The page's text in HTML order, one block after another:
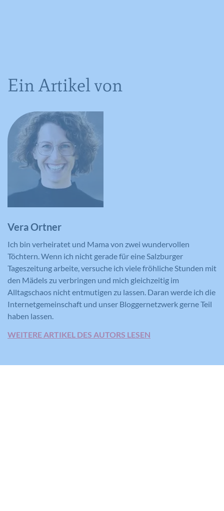
Ein Artikel von
Vera Ortner
Ich bin verheiratet und Mama von zwei wundervollen
Töchtern. Wenn ich nicht gerade für eine Salzburger
Tageszeitung arbeite, versuche ich viele fröhliche Stunden mit
den Mädels zu verbringen und mich gleichzeitig im
Alltagschaos nicht entmutigen zu lassen. Daran werde ich die
Internetgemeinschaft und unser Bloggernetzwerk gerne Teil
haben lassen.
WEITERE ARTIKEL DES AUTORS LESEN